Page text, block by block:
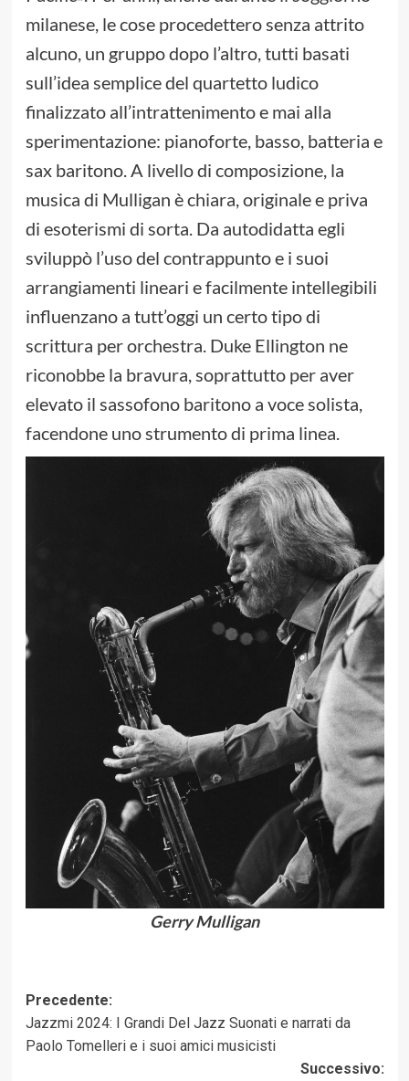
milanese, le cose procedettero senza attrito
alcuno, un gruppo dopo l’altro, tutti basati
sull’idea semplice del quartetto ludico
finalizzato all’intrattenimento e mai alla
sperimentazione: pianoforte, basso, batteria e
sax baritono. A livello di composizione, la
musica di Mulligan è chiara, originale e priva
di esoterismi di sorta. Da autodidatta egli
sviluppò l’uso del contrappunto e i suoi
arrangiamenti lineari e facilmente intellegibili
influenzano a tutt’oggi un certo tipo di
scrittura per orchestra. Duke Ellington ne
riconobbe la bravura, soprattutto per aver
elevato il sassofono baritono a voce solista,
facendone uno strumento di prima linea.
Gerry Mulligan
Navigazione
articolo
Precedente:
Jazzmi 2024: I Grandi Del Jazz Suonati e narrati da
Paolo Tomelleri e i suoi amici musicisti
Successivo: